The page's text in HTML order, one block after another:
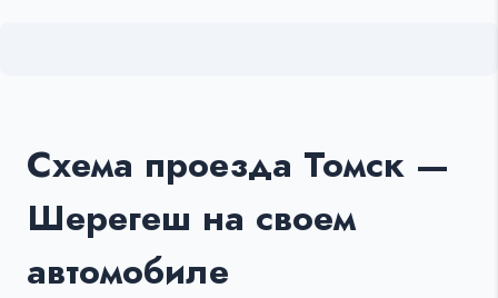
Схема проезда Томск —
Шерегеш на своем
автомобиле